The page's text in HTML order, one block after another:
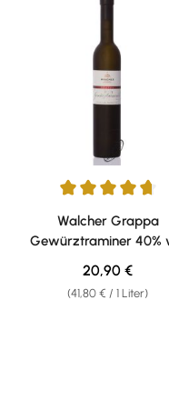
Durchschnittliche
Walcher Grappa
Gewürztraminer 40%
0,50l
(41,80 € / 1 Liter)
Regulärer
20,90 €